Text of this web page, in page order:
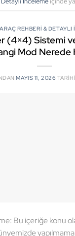
REHBERI & DETAYLI
(4×4) Sistemi
Mod Nerede
MAYIS 11, 2026
Bu içeriğe konu